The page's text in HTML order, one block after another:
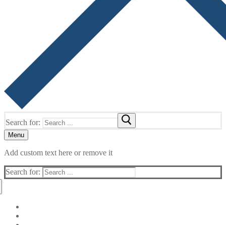
Search for:
Menu
Add custom text here or remove it
Search for: